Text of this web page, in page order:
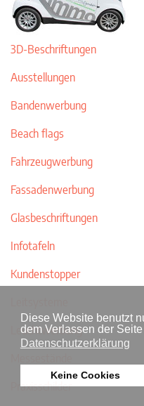
Diese Website benutzt
dem Verlassen der
Datenschutzerklärung
Keine Cookies
3D-Beschriftungen
Ausstellungen
Bandenwerbung
Beach flags
Fahrzeugwerbung
Fassadenwerbung
Glasbeschriftungen
Infotafeln
Kundenstopper
Leuchtwerbung
Praxisschilder